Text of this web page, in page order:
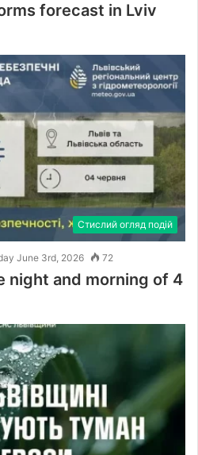
forecast in Lviv
Стислий огляд подій
June 3rd, 2026 72
night and morning of 4